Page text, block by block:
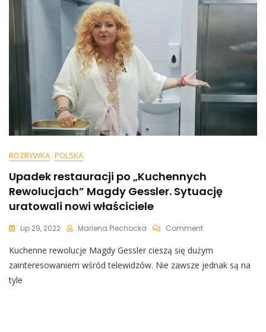
Mógł
To
ROZRYWKA POLSKA
Upadek restauracji po „Kuchennych
Rewolucjach” Magdy Gessler. Sytuację
uratowali nowi właściciele
Lip 29, 2022 Marlena Piechocka CommentOn
Restauracji
Po
„Kuchennych
Kuchenne rewolucje Magdy Gessler cieszą się dużym
zainteresowaniem wśród telewidzów. Nie zawsze jednak są na
tyle